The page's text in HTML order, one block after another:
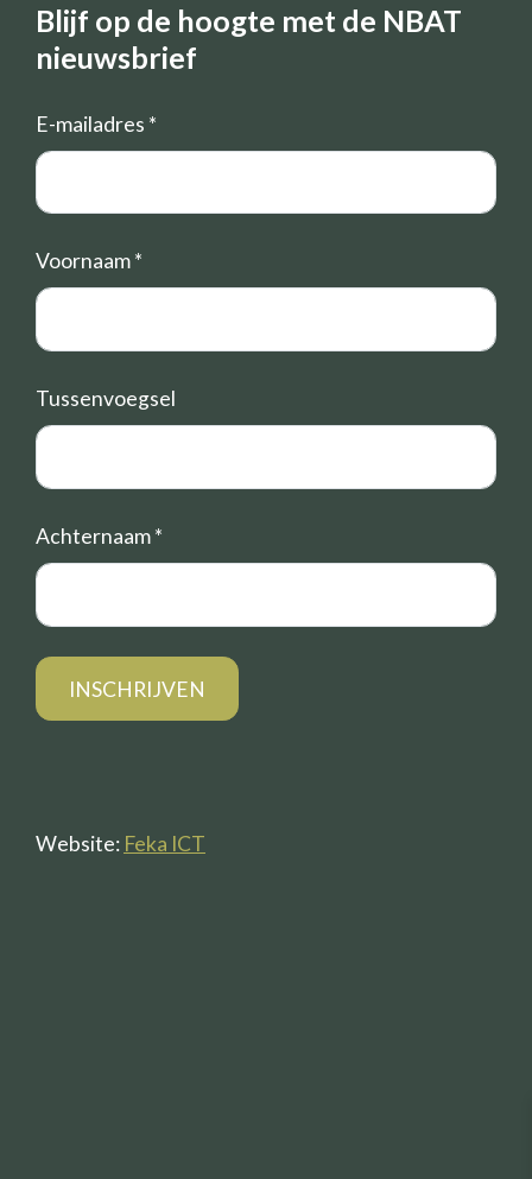
Blijf op de hoogte met de NBAT
nieuwsbrief
E-mailadres *
Voornaam*
Tussenvoegsel
Achternaam*
Website: Feka ICT